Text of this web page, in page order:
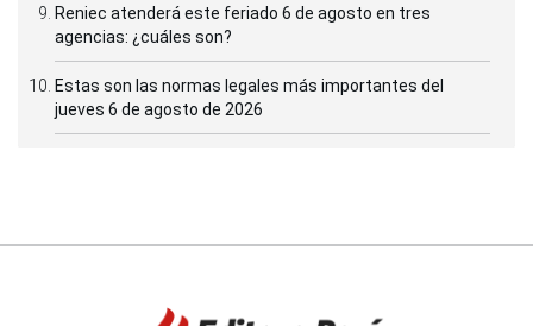
Reniec atenderá este feriado 6 de agosto en tres
agencias: ¿cuáles son?
Estas son las normas legales más importantes del
jueves 6 de agosto de 2026